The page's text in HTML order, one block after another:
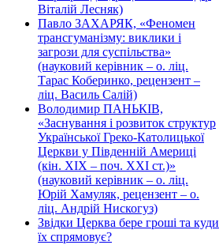
Віталій Лесняк)
Павло ЗАХАРЯК, «Феномен
трансгуманізму: виклики і
загрози для суспільства»
(науковий керівник – о. ліц.
Тарас Коберинко, рецензент –
ліц. Василь Салій)
Володимир ПАНЬКІВ,
«Заснування і розвиток структур
Української Греко-Католицької
Церкви у Південній Америці
(кін. ХІХ – поч. ХХІ ст.)»
(науковий керівник – о. ліц.
Юрій Хамуляк, рецензент – о.
ліц. Андрій Нискогуз)
Звідки Церква бере гроші та куди
їх спрямовує?